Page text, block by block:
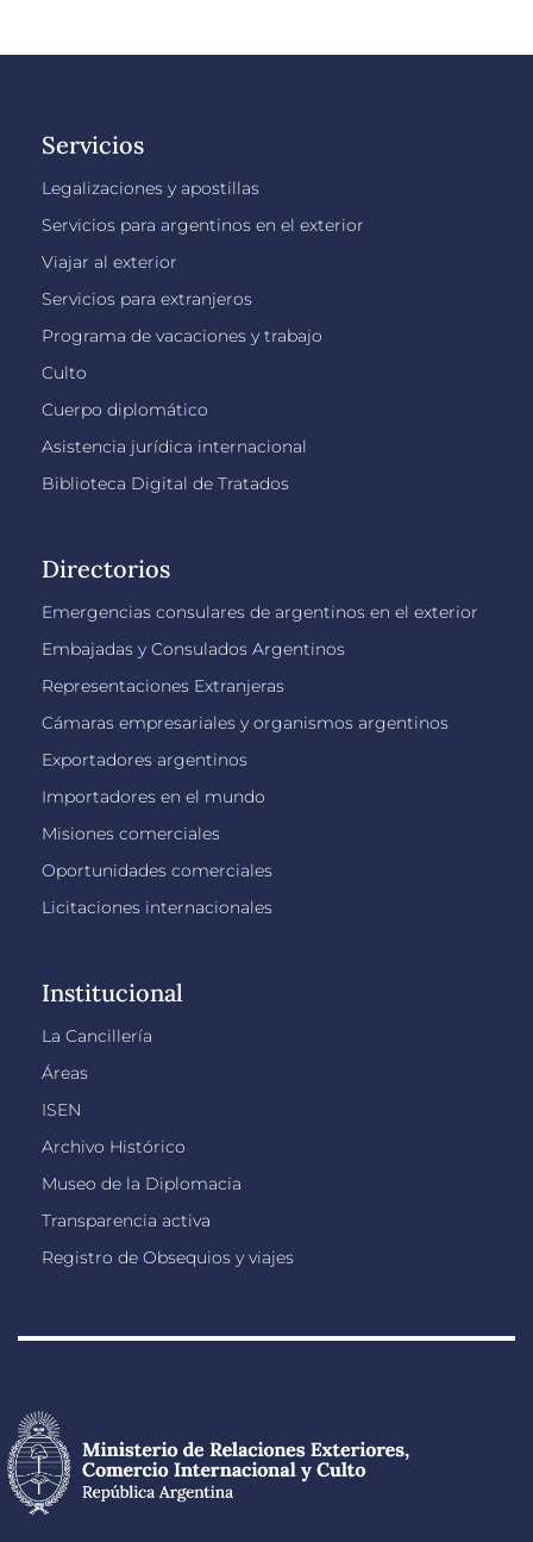
Servicios
Legalizaciones y apostillas
Servicios para argentinos en el exterior
Viajar al exterior
Servicios para extranjeros
Programa de vacaciones y trabajo
Culto
Cuerpo diplomático
Asistencia jurídica internacional
Biblioteca Digital de Tratados
Directorios
Emergencias consulares de argentinos en el exterior
Embajadas y Consulados Argentinos
Representaciones Extranjeras
Cámaras empresariales y organismos argentinos
Exportadores argentinos
Importadores en el mundo
Misiones comerciales
Oportunidades comerciales
Licitaciones internacionales
Institucional
La Cancillería
Áreas
ISEN
Archivo Histórico
Museo de la Diplomacia
Transparencia activa
Registro de Obsequios y viajes